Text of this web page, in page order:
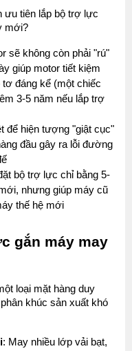
ưu tiên lắp bộ trợ lực
mới?
sẽ không còn phải "rú"
giúp motor tiết kiệm
đáng kể (một chiếc
3-5 năm nếu lắp trợ
để hiện tượng "giật cục"
đầu gây ra lỗi đường
bộ trợ lực chỉ bằng 5-
nhưng giúp máy cũ
thế hệ mới
gắn máy may
loại mặt hàng duy
khúc sản xuất khó
: May nhiều lớp vải bạt,